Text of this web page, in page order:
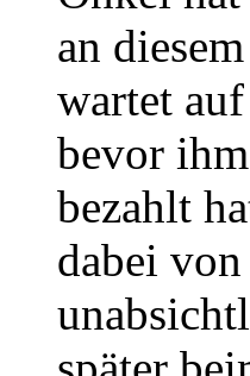
an
wartet
bevor
bezahlt
dabei